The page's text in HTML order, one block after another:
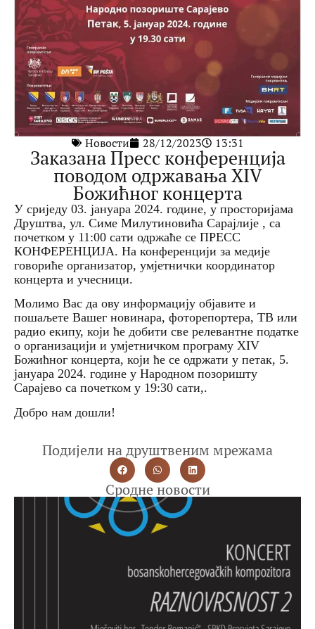
Новости 28/12/2023 13:31
Заказана Пресс конференција
поводом одржавања XIV
Божићног концерта
У сриједу 03. јануара 2024. године, у просторијама
Друштва, ул. Симе Милутиновића Сарајлије , са
почетком у 11:00 сати одржаће се ПРЕСС
КОНФЕРЕНЦИЈА. На конференцији за медије
говориће организатор, умјетнички координатор
концерта и учесници.
Молимо Вас да ову информацију објавите и
пошаљете Вашег новинара, фоторепортера, ТВ или
радио екипу, који ће добити све релевантне податке
о организацији и умјетничком програму XIV
Божићног концерта, који ће се одржати у петак, 5.
јануара 2024. године у Народном позоришту
Сарајево са почетком у 19:30 сати,.
Добро нам дошли!
Подијели на друштвеним мрежама
Сродне новости